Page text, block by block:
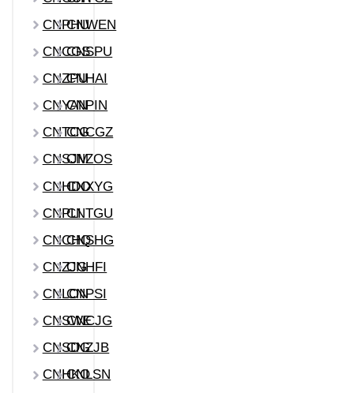
CNPHUCNWEN
CNCGSCNSPU
CNZPUCNHAI
CNYANCNPIN
CNTCGCNCGZ
CNSJMCNZOS
CNHDOCNXYG
CNPLICNTGU
CNCHQCNSHG
CNZJGCNHFI
CNLON
CNPSI
CNSWE
CNCJG
CNSDG
CNZJB
CNHKO
CNLSN